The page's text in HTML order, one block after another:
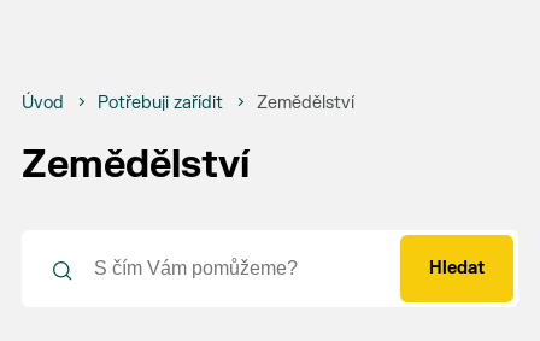
Úvod Potřebuji zařídit Zemědělství
Zemědělství
Hledat